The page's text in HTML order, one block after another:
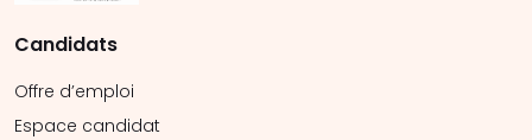
Candidats
Offre d’emploi
Espace candidat